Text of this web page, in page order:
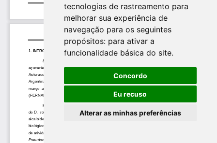
tecnologias de rastreamento para
melhorar sua experiência de
navegação para os seguintes
propósitos: para ativar a
funcionalidade básica do site.
Concordo
Eu recuso
Alterar as minhas preferências